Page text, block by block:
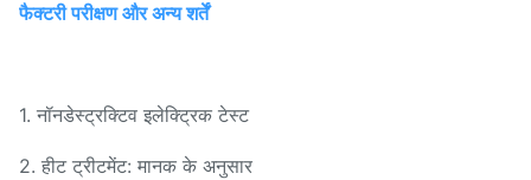
फैक्टरी परीक्षण और अन्य शर्तें
1. नॉनडेस्ट्रक्टिव इलेक्ट्रिक टेस्ट
2. हीट ट्रीटमेंट: मानक के अनुसार